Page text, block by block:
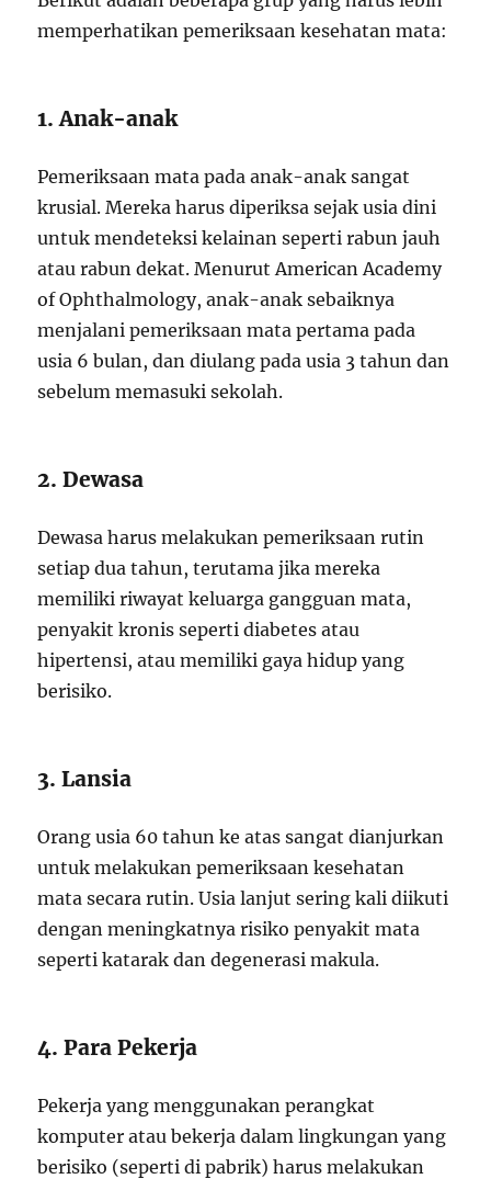
memperhatikan pemeriksaan kesehatan mata:
1. Anak-anak
Pemeriksaan mata pada anak-anak sangat
krusial. Mereka harus diperiksa sejak usia dini
untuk mendeteksi kelainan seperti rabun jauh
atau rabun dekat. Menurut American Academy
of Ophthalmology, anak-anak sebaiknya
menjalani pemeriksaan mata pertama pada
usia 6 bulan, dan diulang pada usia 3 tahun dan
sebelum memasuki sekolah.
2. Dewasa
Dewasa harus melakukan pemeriksaan rutin
setiap dua tahun, terutama jika mereka
memiliki riwayat keluarga gangguan mata,
penyakit kronis seperti diabetes atau
hipertensi, atau memiliki gaya hidup yang
berisiko.
3. Lansia
Orang usia 60 tahun ke atas sangat dianjurkan
untuk melakukan pemeriksaan kesehatan
mata secara rutin. Usia lanjut sering kali diikuti
dengan meningkatnya risiko penyakit mata
seperti katarak dan degenerasi makula.
4. Para Pekerja
Pekerja yang menggunakan perangkat
komputer atau bekerja dalam lingkungan yang
berisiko (seperti di pabrik) harus melakukan